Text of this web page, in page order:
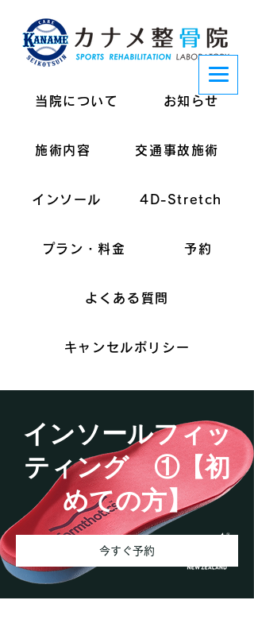
当院について お知らせ
施術内容 交通事故施術
インソール 4D-Stretch
プラン・料金 予約
よくある質問
キャンセルポリシー
インソールフィッ
ティング ①【初
めての方】
今すぐ予約